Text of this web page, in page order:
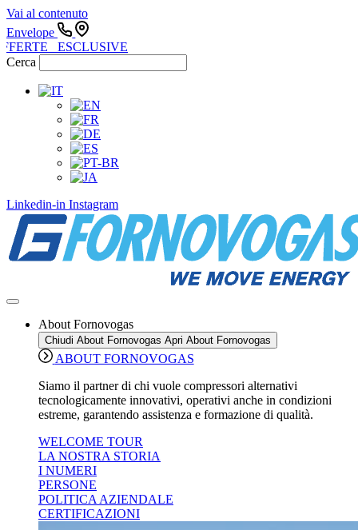
Vai al contenuto
Envelope
ESCLUSIVE
Cerca
Linkedin-in Instagram
About Fornovogas
Chiudi About Fornovogas Apri About Fornovogas
ABOUT FORNOVOGAS
Siamo il partner di chi vuole compressori alternativi
tecnologicamente innovativi, operativi anche in condizioni
estreme, garantendo assistenza e formazione di qualità.
WELCOME TOUR
LA NOSTRA STORIA
I NUMERI
PERSONE
POLITICA AZIENDALE
CERTIFICAZIONI